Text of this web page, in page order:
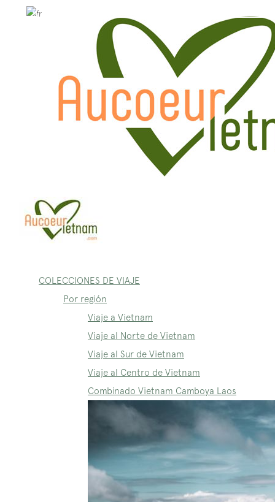
COLECCIONES DE VIAJE
Por región
Viaje a Vietnam
Viaje al Norte de Vietnam
Viaje al Sur de Vietnam
Viaje al Centro de Vietnam
Combinado Vietnam Camboya Laos
WhatsApp: +84.909.426.406